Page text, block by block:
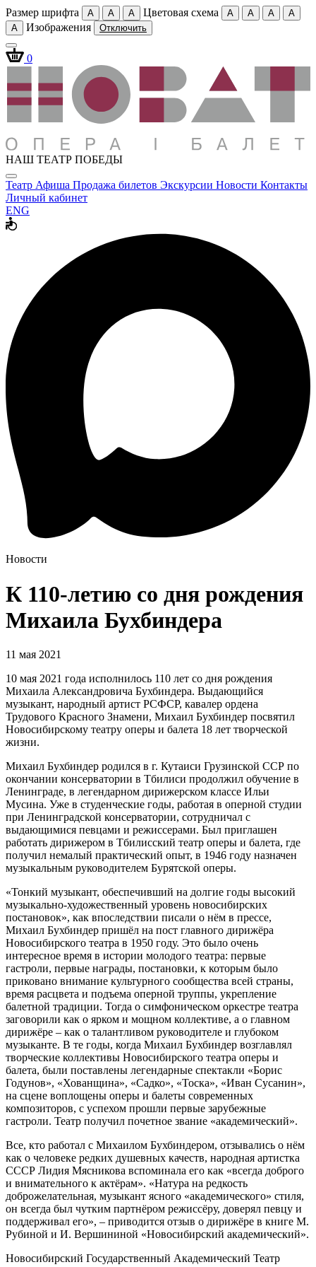
Размер шрифта A A A Цветовая схема A A A
A
A
Изображения Отключить
0
НАШ ТЕАТР ПОБЕДЫ
Театр Афиша Продажа билетов Экскурсии Новости Контакты
Личный кабинет
ENG
Новости
К 110-летию со дня рождения
Михаила Бухбиндера
11 мая 2021
10 мая 2021 года исполнилось 110 лет со дня рождения
Михаила Александровича Бухбиндера. Выдающийся
музыкант, народный артист РСФСР, кавалер ордена
Трудового Красного Знамени, Михаил Бухбиндер посвятил
Новосибирскому театру оперы и балета 18 лет творческой
жизни.
Михаил Бухбиндер родился в г. Кутаиси Грузинской ССР по
окончании консерватории в Тбилиси продолжил обучение в
Ленинграде, в легендарном дирижерском классе Ильи
Мусина. Уже в студенческие годы, работая в оперной студии
при Ленинградской консерватории, сотрудничал с
выдающимися певцами и режиссерами. Был приглашен
работать дирижером в Тбилисский театр оперы и балета, где
получил немалый практический опыт, в 1946 году назначен
музыкальным руководителем Бурятской оперы.
«Тонкий музыкант, обеспечивший на долгие годы высокий
музыкально-художественный уровень новосибирских
постановок», как впоследствии писали о нём в прессе,
Михаил Бухбиндер пришёл на пост главного дирижёра
Новосибирского театра в 1950 году. Это было очень
интересное время в истории молодого театра: первые
гастроли, первые награды, постановки, к которым было
приковано внимание культурного сообщества всей страны,
время расцвета и подъема оперной труппы, укрепление
балетной традиции. Тогда о симфоническом оркестре театра
заговорили как о ярком и мощном коллективе, а о главном
дирижёре – как о талантливом руководителе и глубоком
музыканте. В те годы, когда Михаил Бухбиндер возглавлял
творческие коллективы Новосибирского театра оперы и
балета, были поставлены легендарные спектакли «Борис
Годунов», «Хованщина», «Садко», «Тоска», «Иван Сусанин»,
на сцене воплощены оперы и балеты современных
композиторов, с успехом прошли первые зарубежные
гастроли. Театр получил почетное звание «академический».
Все, кто работал с Михаилом Бухбиндером, отзывались о нём
как о человеке редких душевных качеств, народная артистка
СССР Лидия Мясникова вспоминала его как «всегда доброго
и внимательного к актёрам». «Натура на редкость
доброжелательная, музыкант ясного «академического» стиля,
он всегда был чутким партнёром режиссёру, доверял певцу и
поддерживал его», – приводится отзыв о дирижёре в книге М.
Рубиной и И. Вершининой «Новосибирский академический».
Новосибирский Государственный Академический Театр